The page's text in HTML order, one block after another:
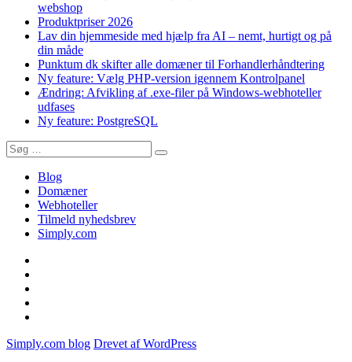
og
din
måde
webshop
Produktpriser 2026
Lav din hjemmeside med hjælp fra AI – nemt, hurtigt og på
din måde
Punktum dk skifter alle domæner til Forhandlerhåndtering
Ny feature: Vælg PHP-version igennem Kontrolpanel
Ændring: Afvikling af .exe-filer på Windows-webhoteller
udfases
Ny feature: PostgreSQL
Søg
efter:
Søg
Blog
Domæner
Webhoteller
Tilmeld nyhedsbrev
Simply.com
Simply.com blog Drevet af WordPress